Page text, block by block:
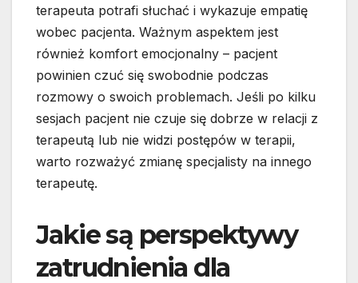
terapeuta potrafi słuchać i wykazuje empatię
wobec pacjenta. Ważnym aspektem jest
również komfort emocjonalny – pacjent
powinien czuć się swobodnie podczas
rozmowy o swoich problemach. Jeśli po kilku
sesjach pacjent nie czuje się dobrze w relacji z
terapeutą lub nie widzi postępów w terapii,
warto rozważyć zmianę specjalisty na innego
terapeutę.
Jakie są perspektywy
zatrudnienia dla